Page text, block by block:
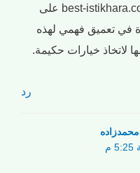
أنا ممتن جدًا للدعم الذي يقدمه best-istikhara.com على
في تعميق فهمي لهذه
لاتخاذ خيارات حكيمة.
رد